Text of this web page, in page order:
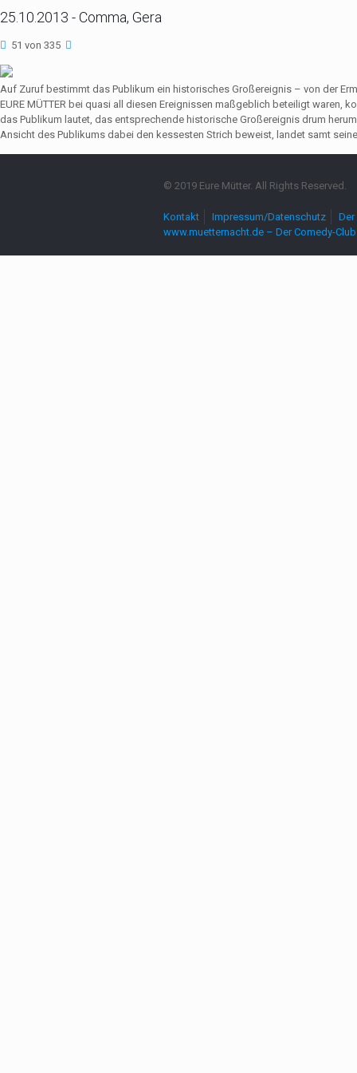
25.10.2013 - Comma, Gera
51 von 335
Auf Zuruf bestimmt das Publikum ein historisches Großereignis – von der
EURE MÜTTER bei quasi all diesen Ereignissen maßgeblich beteiligt waren,
das Publikum lautet, das entsprechende historische Großereignis drum
Ansicht des Publikums dabei den kessesten Strich beweist, landet samt
© 2019 Eure Mütter. All Rights Reserved.
Kontakt Impressum/Datenschutz
www.muetternacht.de – Der Comedy-Club